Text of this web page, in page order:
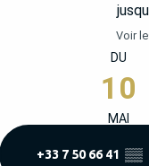
Voir
DU
10
MAI
+33 7 50 66 41 ▒▒